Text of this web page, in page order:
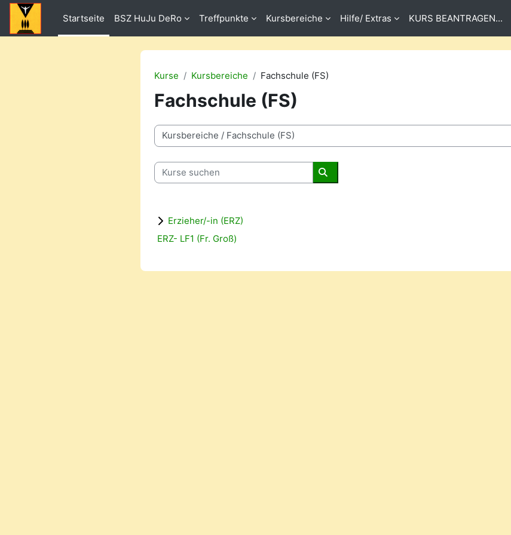
Zum Hauptinhalt
Startseite
BSZ HuJu DeRo Treffpunkte Kursbereiche Hilfe/ Extras KURS BEANTRAGEN...
Kurse Kursbereiche Fachschule (FS)
Fachschule (FS)
Kursbereiche
Kurse suchen
Kurse suchen
Erzieher/-in (ERZ)
ERZ- LF1 (Fr. Groß)